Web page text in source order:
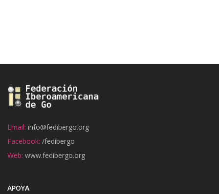
Email: info@fedibergo.org
Facebook: /fedibergo
Web: www.fedibergo.org
APOYA